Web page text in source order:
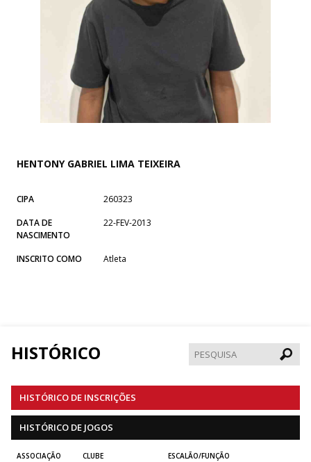
HENTONY GABRIEL LIMA TEIXEIRA
CIPA
260323
DATA DE
NASCIMENTO
22-FEV-2013
INSCRITO COMO Atleta
HISTÓRICO
HISTÓRICO DE INSCRIÇÕES
HISTÓRICO DE JOGOS
ASSOCIAÇÃO CLUBE ESCALÃO/FUNÇÃO